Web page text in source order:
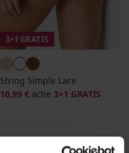
3+1 GRATIS
String Simple Lace
10,99 € actie 3+1 GRATIS